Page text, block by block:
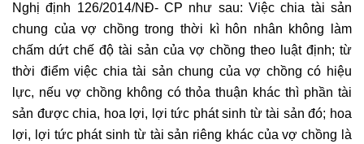
Nghị định 126/2014/NĐ- CP như sau: Việc chia tài sản
chung của vợ chồng trong thời kì hôn nhân không làm
chấm dứt chế độ tài sản của vợ chồng theo luật định; từ
thời điểm việc chia tài sản chung của vợ chồng có hiệu
lực, nếu vợ chồng không có thỏa thuận khác thì phần tài
sản được chia, hoa lợi, lợi tức phát sinh từ tài sản đó; hoa
lợi, lợi tức phát sinh từ tài sản riêng khác của vợ chồng là